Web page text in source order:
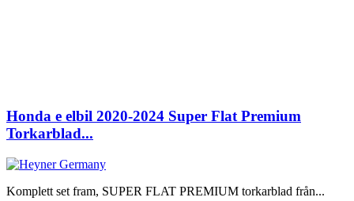
Honda e elbil 2020-2024 Super Flat Premium
Torkarblad...
Komplett set fram, SUPER FLAT PREMIUM torkarblad från...